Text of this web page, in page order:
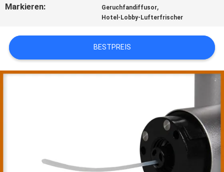
SIE EIN
PRIVACY
Markieren: Geruchfandiffusor,
Hotel-Lobby-Lufterfrischer
BESTPREIS